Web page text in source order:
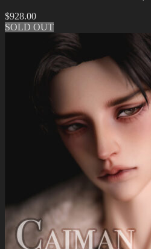
$928.00
SOLD OUT